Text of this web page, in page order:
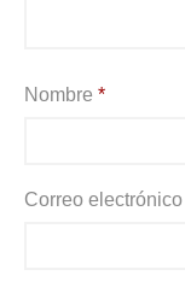
Nombre *
Correo electrónico